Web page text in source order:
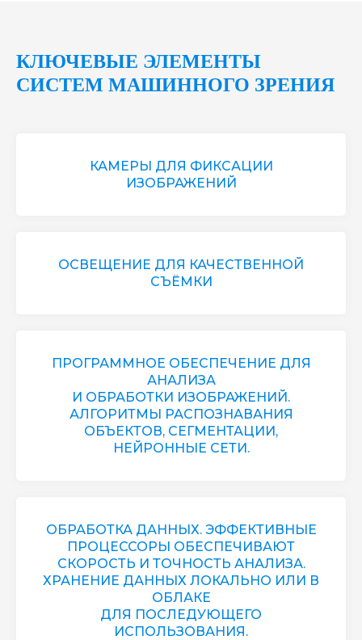
КЛЮЧЕВЫЕ ЭЛЕМЕНТЫ
СИСТЕМ МАШИННОГО ЗРЕНИЯ
КАМЕРЫ ДЛЯ ФИКСАЦИИ
ИЗОБРАЖЕНИЙ
ОСВЕЩЕНИЕ ДЛЯ КАЧЕСТВЕННОЙ
СЪЁМКИ
ПРОГРАММНОЕ ОБЕСПЕЧЕНИЕ ДЛЯ
АНАЛИЗА
И ОБРАБОТКИ ИЗОБРАЖЕНИЙ.
АЛГОРИТМЫ РАСПОЗНАВАНИЯ
ОБЪЕКТОВ, СЕГМЕНТАЦИИ,
НЕЙРОННЫЕ СЕТИ.
ОБРАБОТКА ДАННЫХ. ЭФФЕКТИВНЫЕ
ПРОЦЕССОРЫ ОБЕСПЕЧИВАЮТ
СКОРОСТЬ И ТОЧНОСТЬ АНАЛИЗА.
ХРАНЕНИЕ ДАННЫХ ЛОКАЛЬНО ИЛИ В
ОБЛАКЕ
ДЛЯ ПОСЛЕДУЮЩЕГО
ИСПОЛЬЗОВАНИЯ.